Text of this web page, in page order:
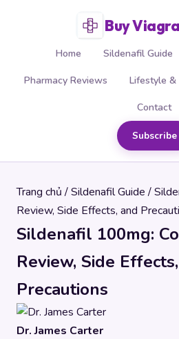
Buy
Home Sildenafil Guide
Pharmacy Reviews Lifestyle
Contact
Subscribe
Trang chủ/Sildenafil Guide/
Review, Side Effects, and
Sildenafil 100mg:
Review, Side
Precautions
Dr. James Carter